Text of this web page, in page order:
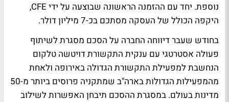
נוספת. יחד עם ההזמנה הראשונה שבוצעה על ידי CFE,
היקפה הכולל של העסקה מסתכם בכ-7 מיליון דולר.
בחודש שעבר דיווחה החברה על הסכם מסגרת לשיתוף
פעולה אסטרטגי עם ענקית התקשורת דויטשה טלקום
הנחשבת למפעילת התקשורת הגדולה באירופה ולאחת
מהמפעילות הגדולות בארה"ב שמתקניה פרוסים ביותר מ-50
מדינות בעולם. במסגרת ההסכם תיבחן האפשרות לשילוב